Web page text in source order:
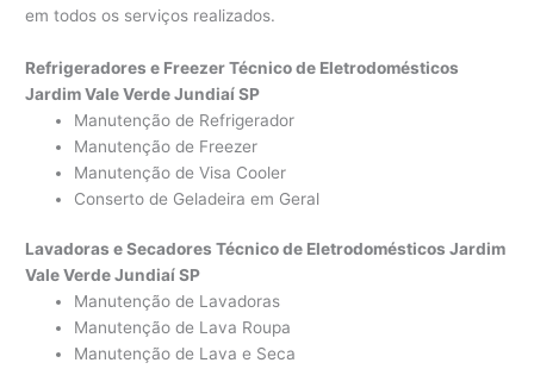
em todos os serviços realizados.
Refrigeradores e Freezer Técnico de Eletrodomésticos
Jardim Vale Verde Jundiaí SP
Manutenção de Refrigerador
Manutenção de Freezer
Manutenção de Visa Cooler
Conserto de Geladeira em Geral
Lavadoras e Secadores Técnico de Eletrodomésticos Jardim
Vale Verde Jundiaí SP
Manutenção de Lavadoras
Manutenção de Lava Roupa
Manutenção de Lava e Seca